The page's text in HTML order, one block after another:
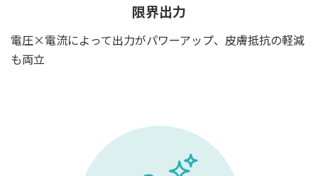
限界出力
電圧×電流によって出力がパワーアップ、皮膚抵抗の軽減
も両立